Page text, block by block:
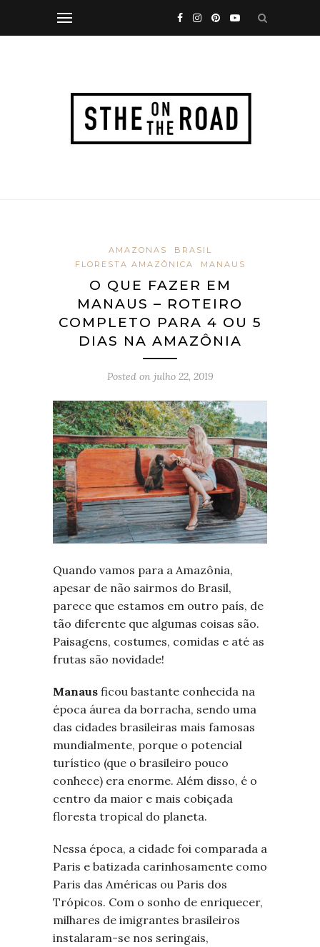
AMAZONAS
BRASIL
FLORESTA AMAZÔNICA
MANAUS
O QUE FAZER EM
MANAUS – ROTEIRO
COMPLETO PARA 4 OU 5
DIAS NA AMAZÔNIA
Posted on julho 22, 2019
Quando vamos para a Amazônia,
apesar de não sairmos do Brasil,
parece que estamos em outro país, de
tão diferente que algumas coisas são.
Paisagens, costumes, comidas e até as
frutas são novidade!
Manaus ficou bastante conhecida na
época áurea da borracha, sendo uma
das cidades brasileiras mais famosas
mundialmente, porque o potencial
turístico (que o brasileiro pouco
conhece) era enorme. Além disso, é o
centro da maior e mais cobiçada
floresta tropical do planeta.
Nessa época, a cidade foi comparada a
Paris e batizada carinhosamente como
Paris das Américas ou Paris dos
Trópicos. Com o sonho de enriquecer,
milhares de imigrantes brasileiros
instalaram-se nos seringais,